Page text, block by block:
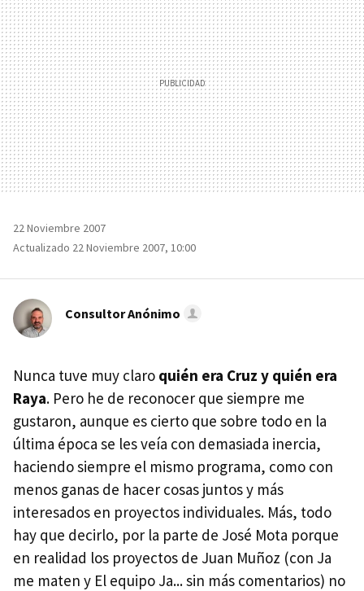
22 Noviembre 2007
Actualizado 22 Noviembre 2007, 10:00
Consultor Anónimo
Nunca tuve muy claro quién era Cruz y quién era
Raya. Pero he de reconocer que siempre me
gustaron, aunque es cierto que sobre todo en la
última época se les veía con demasiada inercia,
haciendo siempre el mismo programa, como con
menos ganas de hacer cosas juntos y más
interesados en proyectos individuales. Más, todo
hay que decirlo, por la parte de José Mota porque
en realidad los proyectos de Juan Muñoz (con Ja
me maten y El equipo Ja... sin más comentarios) no